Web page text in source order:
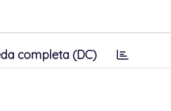
completa (DC)